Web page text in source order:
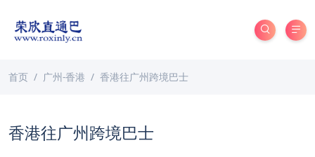
首页 广州-香港 香港往广州跨境巴士
香港往广州跨境巴士